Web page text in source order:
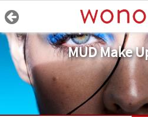
MUD Make